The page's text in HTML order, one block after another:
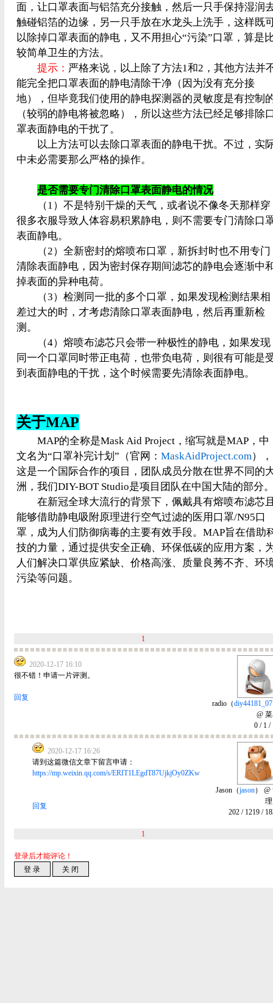
面，让口罩表面与铝箔充分接触，然后一只手保持湿润
触碰铝箔的边缘，另一只手放在水龙头上洗手，这样既
以除掉口罩表面的静电，又不用担心“污染”口罩，算是
较简单卫生的方法。
提示： 严格来说，以上除了方法1和2，其他方法并
能完全把口罩表面的静电清除干净（因为没有充分接
地），但毕竟我们使用的静电探测器的灵敏度是有控制
（较弱的静电将被忽略），所以这些方法已经足够排除
罩表面静电的干扰了。
以上方法可以去除口罩表面的静电干扰。不过，实
中未必需要那么严格的操作。
是否需要专门清除口罩表面静电的情况
（1）不是特别干燥的天气，或者说不像冬天那样穿
很多衣服导致人体容易积累静电，则不需要专门清除口
表面静电。
（2）全新密封的熔喷布口罩，新拆封时也不用专门
清除表面静电，因为密封保存期间滤芯的静电会逐渐中
掉表面的异种电荷。
（3）检测同一批的多个口罩，如果发现检测结果相
差过大的时，才考虑清除口罩表面静电，然后再重新检
测。
（4）熔喷布滤芯只会带一种极性的静电，如果发现
同一个口罩同时带正电荷，也带负电荷，则很有可能是
到表面静电的干扰，这个时候需要先清除表面静电。
关于MAP
MAP的全称是Mask Aid Project，缩写就是MAP，中
文名为“口罩补完计划”（官网： MaskAidProject.com），
这是一个国际合作的项目，团队成员分散在世界不同的
洲，我们DIY-BOT Studio是项目团队在中国大陆的部分
在新冠全球大流行的背景下，佩戴具有熔喷布滤芯
能够借助静电吸附原理进行空气过滤的医用口罩/N95口
罩，成为人们防御病毒的主要有效手段。MAP旨在借助
技的力量，通过提供安全正确、环保低碳的应用方案，
人们解决口罩供应紧缺、价格高涨、质量良莠不齐、环
污染等问题。
1
2020-12-17 16:10
很不错！申请一片评测。
回复
radio（diy44181_07
@
0/ 1/
2020-12-17 16:26
请到这篇微信文章下留言申请：
https://mp.weixin.qq.com/s/ERIT1LEgdT87UjkjOy0ZKw
回复
Jason（jason） @
202/ 1219/
1
登录后才能评论！